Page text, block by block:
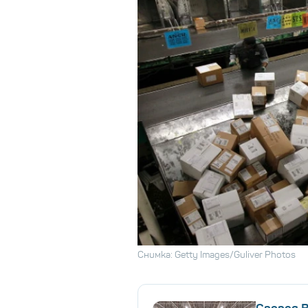
Снимка: Getty Images/Guliver Photos